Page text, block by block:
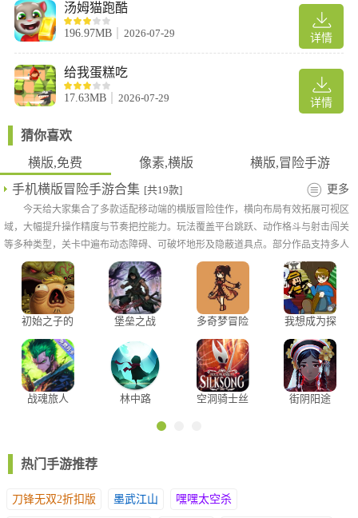
3、跟随游戏指引完成小游戏。
详情
汤姆猫跑酷
196.97MB 2026-07-29
详情
给我蛋糕吃
17.63MB 2026-07-29
猜你喜欢
横版,免费
像素,横版
横版,冒险手游
手机横版冒险手游合集 [共19款] 更多
今天给大家集合了多款适配移动端的横版冒险佳作，横向布局有效拓展可视区
域，大幅提升操作精度与节奏把控能力。玩法覆盖平台跳跃、动作格斗与射击闯关
等多种类型，关卡中遍布动态障碍、可破坏地形及隐蔽道具点。部分作品支持多人
联机协作，部分融入角色养成与技能搭配体系，满足不同玩家的冒险偏好。
初始之子的
堡垒之战 多奇梦冒险
我想成为探
战魂旅人 林中路
空洞骑士丝
街阴阳途
热门手游推荐
刀锋无双2折扣版 墨武江山 嘿嘿太空杀